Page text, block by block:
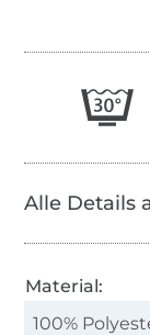
Alle Details
Material:
100%